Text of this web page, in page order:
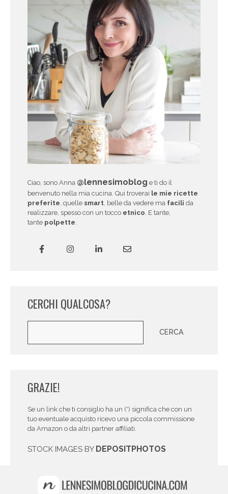
Ciao, sono Anna @lennesimoblog e ti do il
benvenuto nella mia cucina. Qui troverai le mie ricette
preferite, quelle smart, belle da vedere ma facili da
realizzare, spesso con un tocco etnico. E tante,
tante polpette.
CERCHI QUALCOSA?
CERCA
GRAZIE!
Se un link che ti consiglio ha un (*) significa che con un
tuo eventuale acquisto ricevo una piccola commissione
da Amazon o da altri partner affiliati.
STOCK IMAGES BY DEPOSITPHOTOS